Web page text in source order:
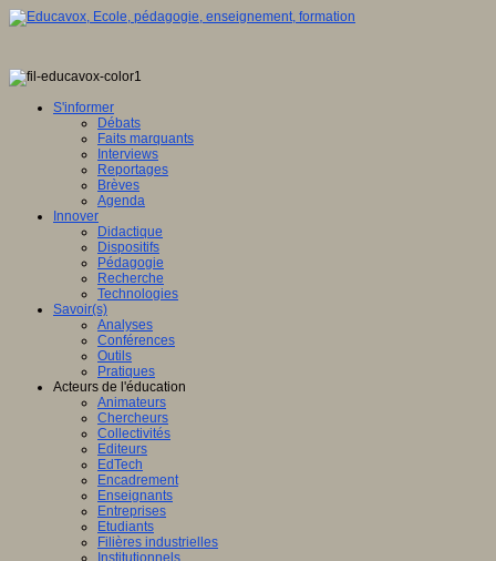
S'informer
Débats
Faits marquants
Interviews
Reportages
Brèves
Agenda
Innover
Didactique
Dispositifs
Pédagogie
Recherche
Technologies
Savoir(s)
Analyses
Conférences
Outils
Pratiques
Acteurs de l'éducation
Animateurs
Chercheurs
Collectivités
Editeurs
EdTech
Encadrement
Enseignants
Entreprises
Etudiants
Filières industrielles
Institutionnels